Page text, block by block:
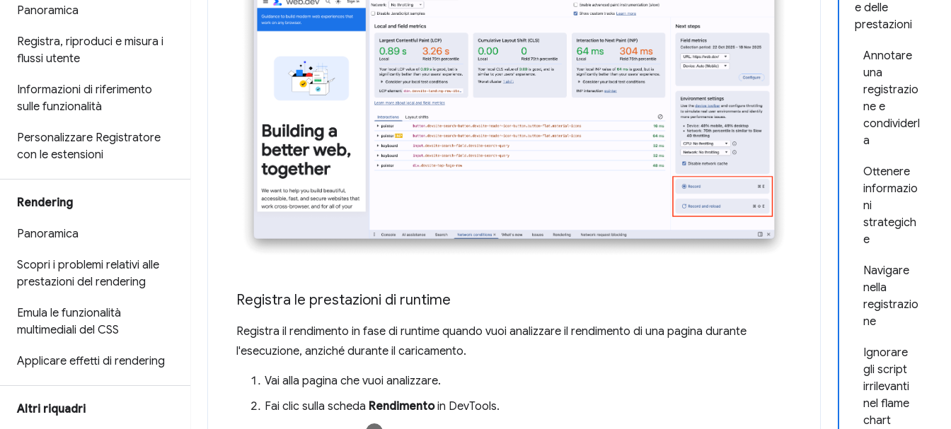
Panoramica
Registra, riproduci e misura i
flussi utente
Informazioni di riferimento
sulle funzionalità
Personalizzare Registratore
con le estensioni
Rendering
Panoramica
Scopri i problemi relativi alle
prestazioni del rendering
Emula le funzionalità
multimediali del CSS
Applicare effetti di rendering
Altri riquadri
e delle
prestazioni
Annotare
una
registrazio
ne e
condividerl
a
Ottenere
informazio
ni
strategich
e
Navigare
nella
registrazio
ne
Ignorare
gli script
irrilevanti
nel flame
chart
Registra le prestazioni di runtime
Registra il rendimento in fase di runtime quando vuoi analizzare il rendimento di una pagina durante
l'esecuzione, anziché durante il caricamento.
Vai alla pagina che vuoi analizzare.
Fai clic sulla scheda Rendimentoin DevTools.